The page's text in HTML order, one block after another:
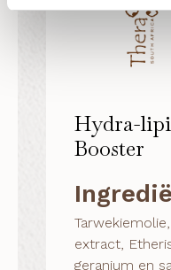
Hydra-
Booster
extract,
geranium en